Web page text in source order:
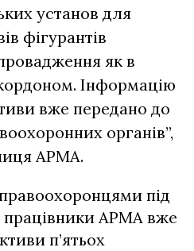
установ для
фігурантів
як в
кордоном. Інформацію
вже передано до
органів”,
АРМА.
під
працівники АРМА вже
п’ятьох